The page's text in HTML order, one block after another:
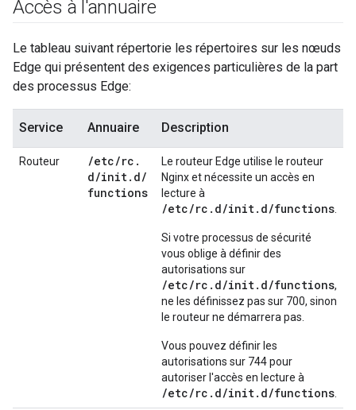
Accès à l'annuaire
Le tableau suivant répertorie les répertoires sur les nœuds
Edge qui présentent des exigences particulières de la part
des processus Edge:
Service Annuaire Description
Routeur /etc/rc .
d/init. d/
functions
Le routeur Edge utilise le routeur
Nginx et nécessite un accès en
lecture à
/etc/rc.d/init.d/functions
Si votre processus de sécurité
vous oblige à définir des
autorisations sur
/etc/rc.d/init.d/functions,
ne les définissez pas sur 700, sinon
le routeur ne démarrera pas.
Vous pouvez définir les
autorisations sur 744 pour
autoriser l'accès en lecture à
/etc/rc.d/init.d/functions